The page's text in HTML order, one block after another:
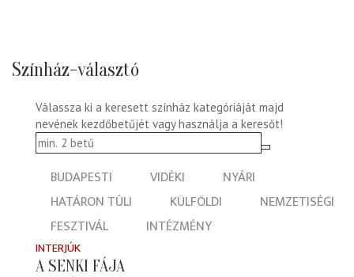
Színház-választó
Válassza ki a keresett színház kategóriáját majd
nevének kezdőbetűjét vagy használja a keresőt!
BUDAPESTI VIDÉKI
NYÁRI
HATÁRON TÚLI
KÜLFÖLDI
NEMZETISÉGI
FESZTIVÁL
INTÉZMÉNY
INTERJÚK
A SENKI FÁJA